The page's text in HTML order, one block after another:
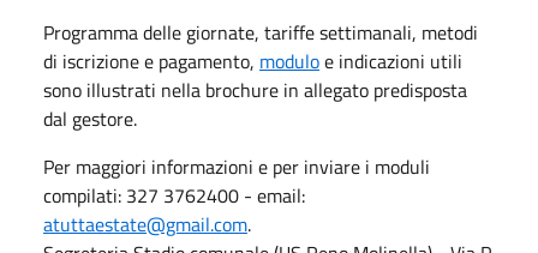
Programma delle giornate, tariffe settimanali, metodi
di iscrizione e pagamento, moduloe indicazioni utili
sono illustrati nella brochure in allegato predisposta
dal gestore.
Per maggiori informazioni e per inviare i moduli
compilati: 327 3762400 - email:
atuttaestate@gmail.com.